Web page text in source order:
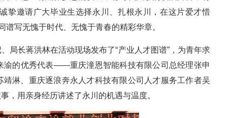
挚邀请广大毕业生选择永川、扎根永川，在这片爱才惜
谱写无愧于时代、无愧于青春的精彩华章。
局长蒋洪林在活动现场发布了“产业人才图谱”，为青年求
渝的优秀代表——重庆潼恩智能科技有限公司总经理张申
淋、重庆逐浪奔永人才科技有限公司人才服务工作者吴
，用亲身经历讲述了永川的机遇与温度。